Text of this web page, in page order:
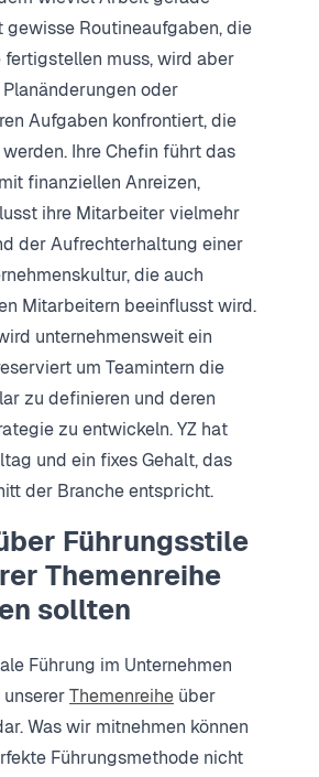
gewisse Routineaufgaben, die
fertigstellen muss, wird aber
oder
Aufgaben konfrontiert, die
Ihre Chefin führt das
finanziellen Anreizen,
ihre Mitarbeiter vielmehr
der Aufrechterhaltung einer
die auch
Mitarbeitern beeinflusst wird.
unternehmensweit ein
um Teamintern die
zu definieren und deren
zu entwickeln. YZ hat
und ein fixes Gehalt, das
der Branche entspricht.
Führungsstile
Themenreihe
sollten
Führung im Unternehmen
Themenreihe über
Was wir mitnehmen können
Führungsmethode nicht